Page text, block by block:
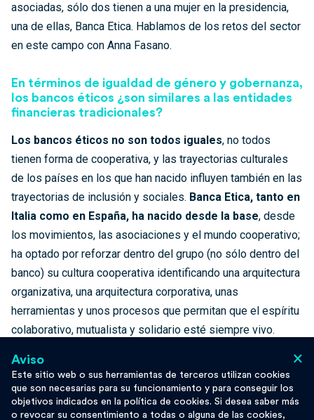
asociadas, sólo dos tienen a una mujer en la presidencia,
una de ellas, Banca Etica. Hablamos de los retos del sector
en este campo con Anna Fasano.
En términos de igualdad de género y gobernanza,
los bancos éticos ¿son similares a las entidades
financieras tradicionales?
Los bancos éticos no son todos iguales, no todos
tienen forma de cooperativa, y las trayectorias culturales
de los países en los que han nacido influyen también en las
trayectorias de inclusión y sociales. Banca Etica, tanto en
Italia como en España, ha nacido desde la base, desde
los movimientos, las asociaciones y el mundo cooperativo;
ha optado por reforzar dentro del grupo (no sólo dentro del
banco) su cultura cooperativa identificando una arquitectura
organizativa, una arquitectura corporativa, unas
herramientas y unos procesos que permitan que el espíritu
colaborativo, mutualista y solidario esté siempre vivo.
La cuestión de la igualdad de género se inscribe
plenamente en el enfoque inclusivo de las finanzas
éticas, pero es necesario saber leer el contexto actual y
×
Aviso
Este sitio web o sus herramientas de terceros utilizan cookies
que son necesarias para su funcionamiento y para conseguir los
objetivos indicados en la política de cookies. Si desea saber más
o revocar su consentimiento a todas o alguna de las cookies,